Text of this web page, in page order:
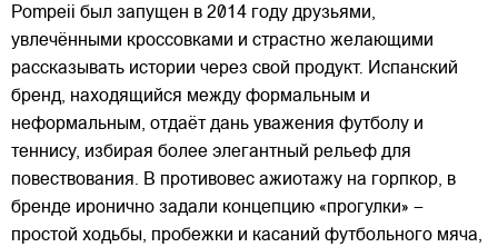
Pompeii был запущен в 2014 году друзьями,
увлечёнными кроссовками и страстно желающими
рассказывать истории через свой продукт. Испанский
бренд, находящийся между формальным и
неформальным, отдаёт дань уважения футболу и
теннису, избирая более элегантный рельеф для
повествования. В противовес ажиотажу на горпкор, в
бренде иронично задали концепцию «прогулки» –
простой ходьбы, пробежки и касаний футбольного мяча,